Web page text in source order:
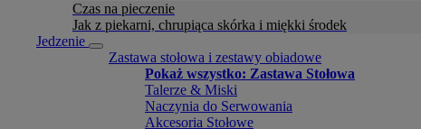
Czas na pieczenie
Jak z piekarni, chrupiąca skórka i miękki środek
Jedzenie
Zastawa stołowa i zestawy obiadowe
Pokaż wszystko: Zastawa Stołowa
Talerze & Miski
Naczynia do Serwowania
Akcesoria Stołowe